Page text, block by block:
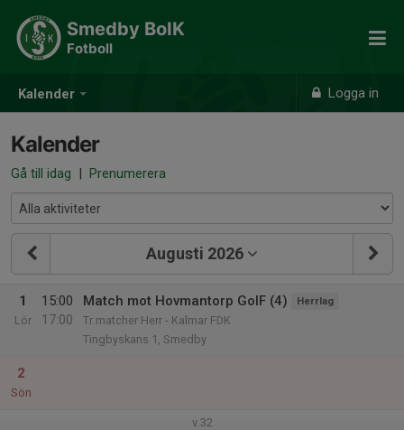
Kalender Logga in
Smedby BoIK
Fotboll
Kalender
Gå till idag | Prenumerera
Augusti 2026
1
Lör
15:00
17:00
Match mot Hovmantorp GoIF (4) Herrlag
Tr.matcher Herr - Kalmar FDK
Tingbyskans 1, Smedby
2
Sön
v.32